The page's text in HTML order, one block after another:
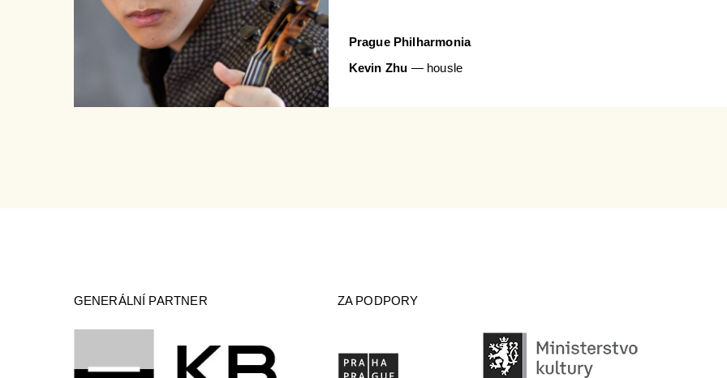
Prague Philharmonia
Kevin Zhu — housle
GENERÁLNÍ PARTNER ZA PODPORY